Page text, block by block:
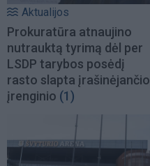
Aktualijos
Prokuratūra atnaujino
nutrauktą tyrimą dėl per
LSDP tarybos posėdį
rasto slapta įrašinėjančio
įrenginio (1)